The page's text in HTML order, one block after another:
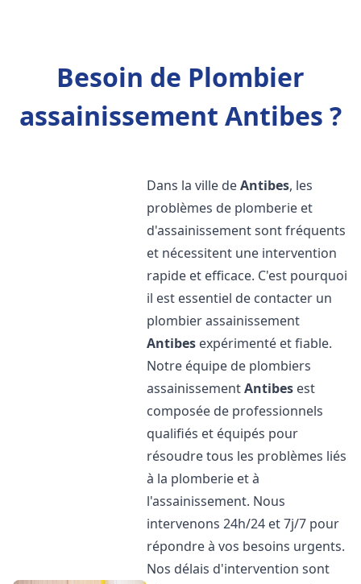
Besoin de Plombier
assainissement Antibes ?
Dans la ville deAntibes, les
problèmes de plomberie et
d'assainissement sont fréquents
et nécessitent une intervention
rapide et efficace. C'est pourquoi
il est essentiel de contacter un
plombier assainissement
Antibes expérimenté et fiable.
Notre équipe de plombiers
assainissementAntibes est
composée de professionnels
qualifiés et équipés pour
résoudre tous les problèmes liés
à la plomberie et à
l'assainissement. Nous
intervenons 24h/24 et 7j/7 pour
répondre à vos besoins urgents.
Nos délais d'intervention sont